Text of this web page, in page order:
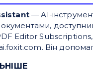
— AI-
Editor
Він
AI-функцій у